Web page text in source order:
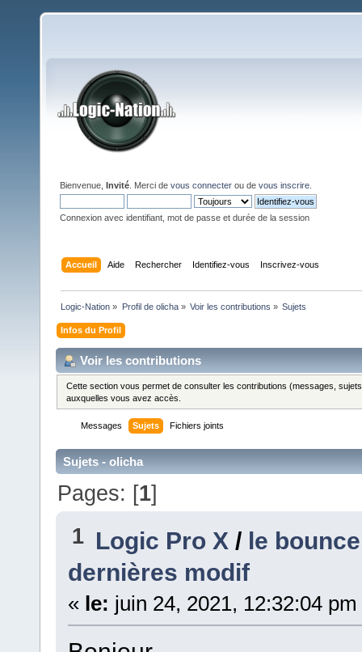
Bienvenue, Invité . Merci de vous connecter ou de vous inscrire
Connexion avec identifiant, mot de passe et durée de la session
Accueil Aide Rechercher Identifiez-vous Inscrivez-vous
Logic-Nation » Profil de olicha» Voir les contributions » Sujets
Infos du Profil
Voir les contributions
Cette section vous permet de consulter les contributions (messages,
auxquelles vous avez accès.
Messages Sujets Fichiers joints
Sujets - olicha
Pages: [1]
1 Logic Pro X / le
dernières modif
« le: juin 24, 2021, 12:32:04 pm